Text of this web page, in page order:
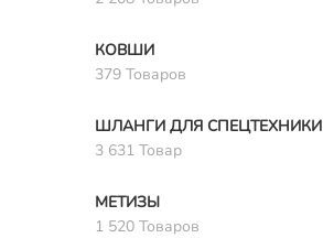
КОВШИ
379 Товаров
ШЛАНГИ ДЛЯ СПЕЦТЕХНИКИ
3 631 Товар
МЕТИЗЫ
1 520 Товаров